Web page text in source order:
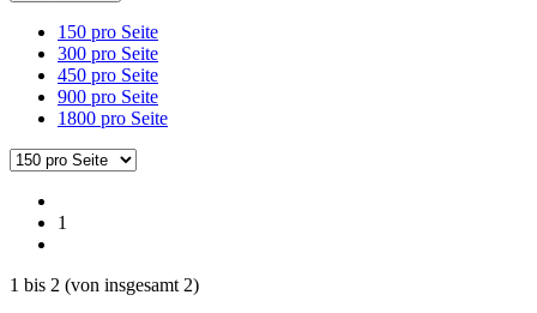
150 pro Seite
300 pro Seite
450 pro Seite
900 pro Seite
1800 pro Seite
1
1 bis 2 (von insgesamt 2)